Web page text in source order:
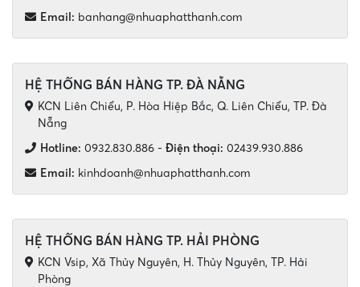
Email: banhang@nhuaphatthanh.com
HỆ THỐNG BÁN HÀNG TP. ĐÀ NẴNG
KCN Liên Chiểu, P. Hòa Hiệp Bắc, Q. Liên Chiểu, TP. Đà
Nẵng
Hotline: 0932.830.886 - Điện thoại: 02439.930.886
Email: kinhdoanh@nhuaphatthanh.com
HỆ THỐNG BÁN HÀNG TP. HẢI PHÒNG
KCN Vsip, Xã Thủy Nguyên, H. Thủy Nguyên, TP. Hải
Phòng